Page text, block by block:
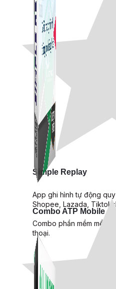
Combo ATP Mobile
Combo phần mềm mềm
thoại.
Simple Replay
App ghi hình tự động
Shopee, Lazada,